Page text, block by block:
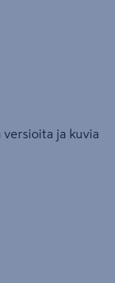
versioita ja kuvia